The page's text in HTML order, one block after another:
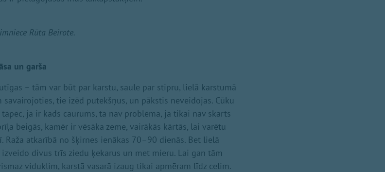
Rūta Beirote.
un garša
– tām var būt par karstu, saule par stipru, lielā karstumā
tie izēd putekšņus, un pākstis neveidojas. Cūku
ja ir kāds caurums, tā nav problēma, ja tikai nav skarts
beigās, kamēr ir vēsāka zeme, vairākās kārtās, lai varētu
Raža atkarībā no šķirnes ienākas 70–90 dienās. Bet lielā
divus trīs ziedu ķekarus un met mieru. Lai gan tām
viduklim, karstā vasarā izaug tikai apmēram līdz celim.